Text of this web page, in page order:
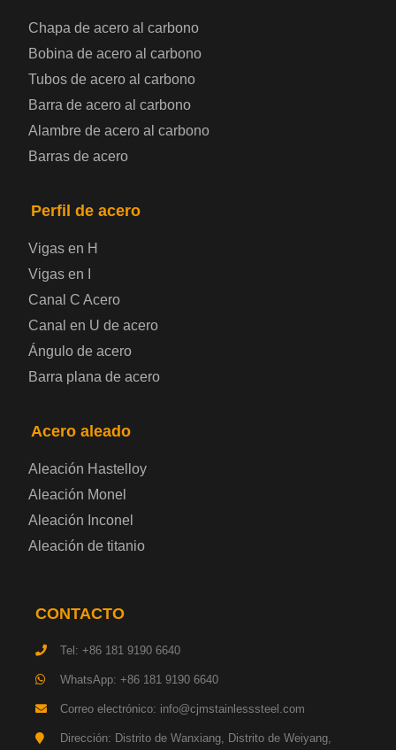
Bobina de chapa de acero
Chapa de acero para automoción
Placa de acero para calderas y recipientes a
presión
Placa de acero para puentes
Chapa de acero a cuadros
Chapa de acero prelacada
Placa de acero laminado en frío
Placa de acero eléctrica
Placa de acero para cilindros de gas
Placa de acero estructural de alta resistencia
Chapa de acero estructural para maquinaria
Chapa de acero al carbono
Bobina de acero al carbono
Tubos de acero al carbono
Barra de acero al carbono
Alambre de acero al carbono
Barras de acero
Perfil de acero
Vigas en H
Vigas en I
Canal C Acero
Canal en U de acero
Ángulo de acero
Barra plana de acero
Acero aleado
Aleación Hastelloy
Aleación Monel
Aleación Inconel
Aleación de titanio
CONTACTO
Tel: +86 181 9190 6640
WhatsApp: +86 181 9190 6640
Correo electrónico: info@cjmstainlesssteel.com
Dirección: Distrito de Wanxiang, Distrito de Weiyang,